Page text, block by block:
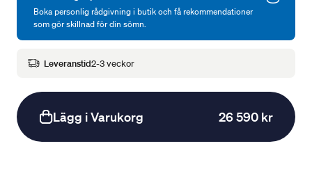
Boka personlig rådgivning i butik och få rekommendationer
som gör skillnad för din sömn.
Leveranstid2-3 veckor
Lägg i Varukorg 26 590 kr